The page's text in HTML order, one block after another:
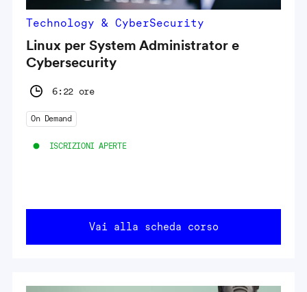
Technology & CyberSecurity
Linux per System Administrator e
Cybersecurity
6:22 ore
On Demand
ISCRIZIONI APERTE
Vai alla scheda corso